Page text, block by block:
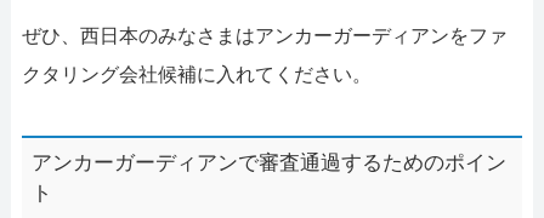
ぜひ、西日本のみなさまはアンカーガーディアンをファ
クタリング会社候補に入れてください。
アンカーガーディアンで審査通過するためのポイン
ト